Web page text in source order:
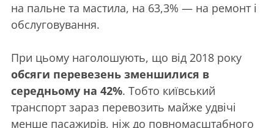
на пальне та мастила, на 63,3% — на ремонт і
обслуговування.
При цьому наголошують, що від 2018 року
обсяги перевезень зменшилися в
середньому на 42%. Тобто київський
транспорт зараз перевозить майже удвічі
менше пасажирів, ніж до повномасштабного